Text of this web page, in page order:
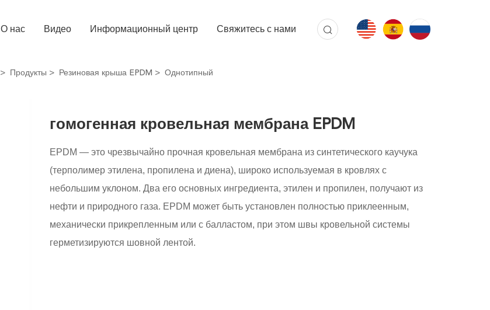
О нас Видео Информационный центр Свяжитесь с нами
Продукты Резиновая крыша EPDM Однотипный
гомогенная кровельная мембрана EPDM
EPDM — это чрезвычайно прочная кровельная мембрана из синтетического каучука
(терполимер этилена, пропилена и диена), широко используемая в кровлях с
небольшим уклоном. Два его основных ингредиента, этилен и пропилен, получают из
нефти и природного газа. EPDM может быть установлен полностью приклеенным,
механически прикрепленным или с балластом, при этом швы кровельной системы
герметизируются шовной лентой.